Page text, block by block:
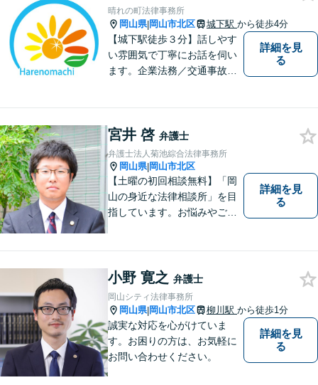
晴れの町法律事務所
岡山県|岡山市北区 城下駅 から徒歩4分
【城下駅徒歩３分】話しやす
い雰囲気で丁寧にお話を伺い
ます。企業法務／交通事故／
詳細を見
る
宮井 啓 弁護士
弁護士法人菊池綜合法律事務所
岡山県|岡山市北区
【土曜の初回相談無料】「岡
山の身近な法律相談所」を目
指しています。お悩みやご不
でも構いません。お気軽にご
相談ください。【土曜日も受
付可能】【専用駐車場あり】
詳細を見
る
小野 寛之 弁護士
岡山シティ法律事務所
岡山県|岡山市北区 柳川駅 から徒歩1分
誠実な対応を心がけていま
す。お困りの方は、お気軽に
お問い合わせください。
詳細を見
る